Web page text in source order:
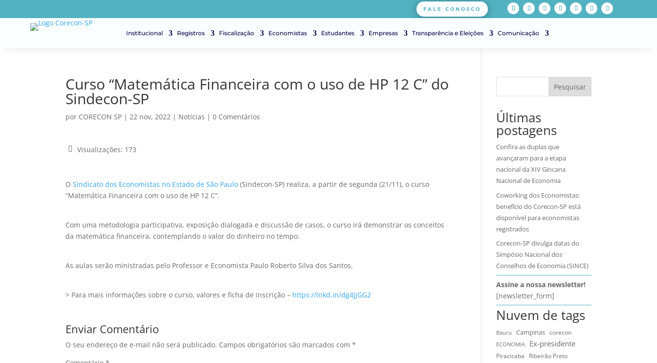
FALE CONOSCO
Institucional Registros Fiscalização Economistas Estudantes Empresas Transparência e Eleições Comunicação
Curso “Matemática Financeira com o uso de HP 12 C” do
Sindecon-SP
por CORECON SP |22 nov, 2022 | Notícias |0 Comentários
Visualizações: 173
OSindicato dos Economistas no Estado de São Paulo(Sindecon-SP) realiza, a partir de segunda (21/11), o curso
“Matemática Financeira com o uso de HP 12 C”.
Com uma metodologia participativa, exposição dialogada e discussão de casos, o curso irá demonstrar os conceitos
da matemática financeira, contemplando o valor do dinheiro no tempo.
As aulas serão ministradas pelo Professor e Economista Paulo Roberto Silva dos Santos.
> Para mais informações sobre o curso, valores e ficha de inscrição – https://lnkd.in/dg4JJGG2
Enviar Comentário
O seu endereço de e-mail não será publicado. Campos obrigatórios são marcados com*
Pesquisar
Últimas
postagens
Confira as duplas que
avançaram para a etapa
nacional da XIV Gincana
Nacional de Economia
Coworking dos Economistas:
benefício do Corecon-SP está
disponível para economistas
registrados
Corecon-SP divulga datas do
Simpósio Nacional dos
Conselhos de Economia (SINCE)
Assine a nossa newsletter!
[newsletter_form]
Nuvem de tags
Bauru Campinas
corecon
ECONOMIA
Ex-presidente
Piracicaba
Ribeirão Preto